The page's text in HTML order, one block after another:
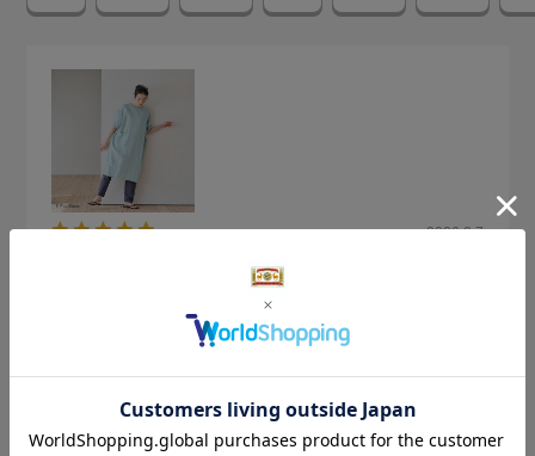
2026.8.7
色：青磁
no name
身長:151～155cm 体型:ふつう 普段の服のサイズ: L